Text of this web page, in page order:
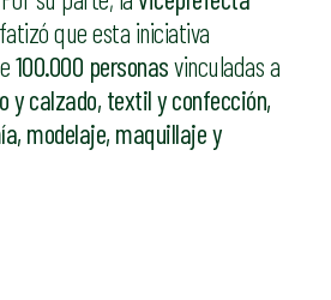
que esta iniciativa
100.000 personasvinculadas a
y calzado, textil y confección,
modelaje, maquillaje y